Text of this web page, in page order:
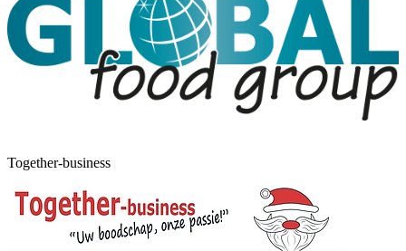
Together-business